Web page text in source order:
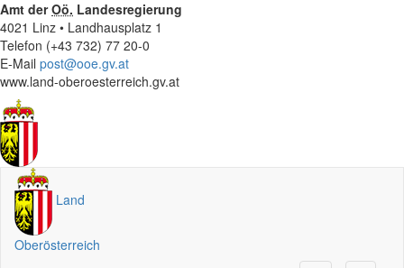
Amt derOö. Landesregierung
4021 Linz • Landhausplatz 1
Telefon (+43 732) 77 20-0
E-Mail post@ooe.gv.at
www.land-oberoesterreich.gv.at
Land
Oberösterreich